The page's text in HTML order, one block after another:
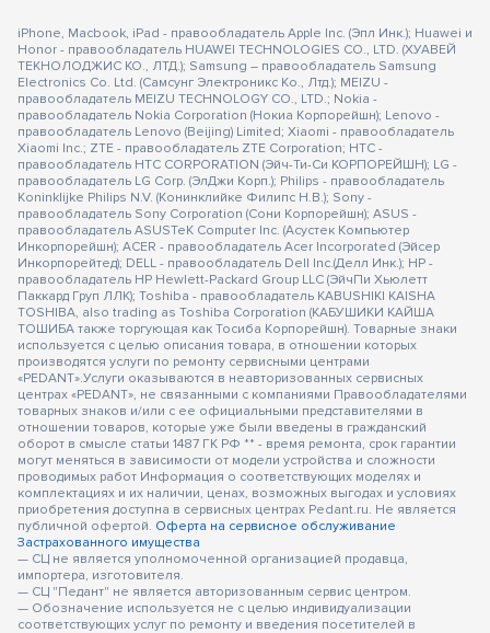
iPhone, Macbook, iPad - правообладатель Apple Inc. (Эпл Инк.); Huawei и
Honor - правообладатель HUAWEI TECHNOLOGIES CO., LTD. (ХУАВЕЙ
ТЕКНОЛОДЖИС КО., ЛТД.); Samsung – правообладатель Samsung
Electronics Co. Ltd. (Самсунг Электроникс Ко., Лтд.); MEIZU -
правообладатель MEIZU TECHNOLOGY CO., LTD.; Nokia -
правообладатель Nokia Corporation (Нокиа Корпорейшн); Lenovo -
правообладатель Lenovo (Beijing) Limited; Xiaomi - правообладатель
Xiaomi Inc.; ZTE - правообладатель ZTE Corporation; HTC -
правообладатель HTC CORPORATION (Эйч-Ти-Си КОРПОРЕЙШН); LG -
правообладатель LG Corp. (ЭлДжи Корп.); Philips - правообладатель
Koninklijke Philips N.V. (Конинклийке Филипс Н.В.); Sony -
правообладатель Sony Corporation (Сони Корпорейшн); ASUS -
правообладатель ASUSTeK Computer Inc. (Асустек Компьютер
Инкорпорейшн); ACER - правообладатель Acer Incorporated (Эйсер
Инкорпорейтед); DELL - правообладатель Dell Inc.(Делл Инк.); HP -
правообладатель HP Hewlett-Packard Group LLC (ЭйчПи Хьюлетт
Паккард Груп ЛЛК); Toshiba - правообладатель KABUSHIKI KAISHA
TOSHIBA, also trading as Toshiba Corporation (КАБУШИКИ КАЙША
ТОШИБА также торгующая как Тосиба Корпорейшн). Товарные знаки
используется с целью описания товара, в отношении которых
производятся услуги по ремонту сервисными центрами
«PEDANT».Услуги оказываются в неавторизованных сервисных
центрах «PEDANT», не связанными с компаниями Правообладателями
товарных знаков и/или с ее официальными представителями в
отношении товаров, которые уже были введены в гражданский
оборот в смысле статьи 1487 ГК РФ ** - время ремонта, срок гарантии
могут меняться в зависимости от модели устройства и сложности
проводимых работ Информация о соответствующих моделях и
комплектациях и их наличии, ценах, возможных выгодах и условиях
приобретения доступна в сервисных центрах Pedant.ru. Не является
публичной офертой. Оферта на сервисное обслуживание
Застрахованного имущества
— СЦ не является уполномоченной организацией продавца,
импортера, изготовителя.
— СЦ "Педант" не является авторизованным сервис центром.
— Обозначение используется не с целью индивидуализации
соответствующих услуг по ремонту и введения посетителей в